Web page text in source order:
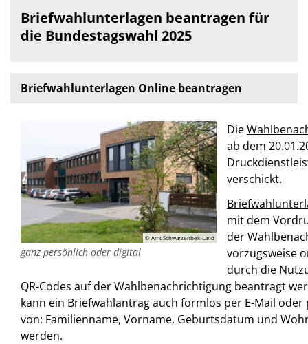
Briefwahlunterlagen beantragen für
die Bundestagswahl 2025
Briefwahlunterlagen Online beantragen
© Amt Schwarzenbek-Land
ganz persönlich oder digital
Die
ab dem
verschickt.
mit dem
der
vorzugsweise
durch die
QR-Codes auf der Wahlbenachrichtigung beantragt
kann ein Briefwahlantrag auch formlos per E-Mail
von: Familienname, Vorname, Geburtsdatum und
werden.